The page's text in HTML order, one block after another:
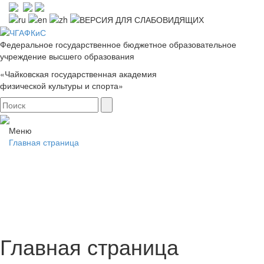
Федеральное государственное бюджетное образовательное
учреждение высшего образования
«Чайковская государственная академия
физической культуры и спорта»
Меню
Главная страница
Главная страница